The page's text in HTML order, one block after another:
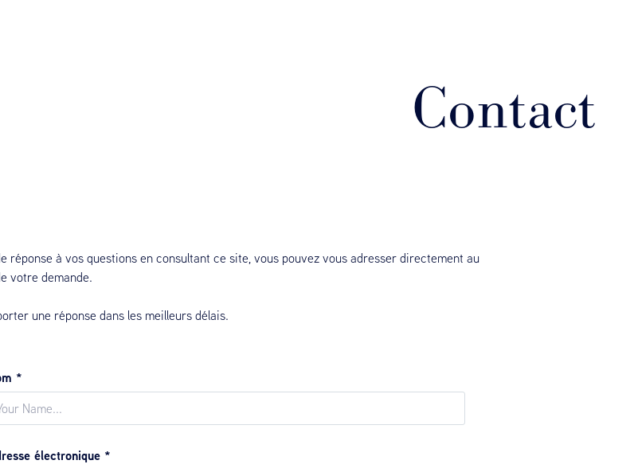
Contact
réponse à vos questions en consultant ce site, vous pouvez vous adresser directement au
votre demande.
une réponse dans les meilleurs délais.
*
électronique *